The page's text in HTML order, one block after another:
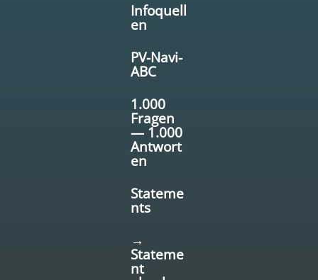
Infoquell
en
PV-Navi-
ABC
1.000
Fragen
— 1.000
Antwort
en
Stateme
nts
→
Stateme
nt